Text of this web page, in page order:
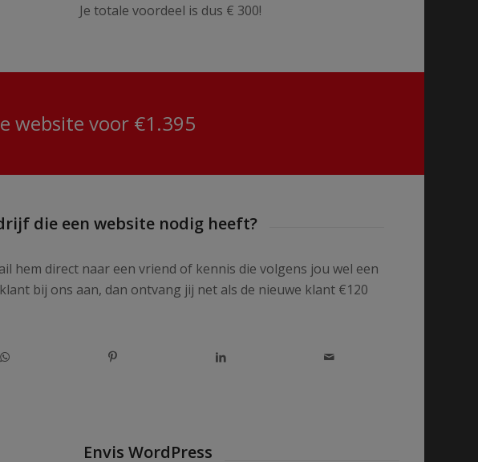
Je totale voordeel is dus € 300!
website voor €1.395
die een website nodig heeft?
hem direct naar een vriend of kennis die volgens jou wel een
bij ons aan, dan ontvang jij net als de nieuwe klant €120
Envis WordPress